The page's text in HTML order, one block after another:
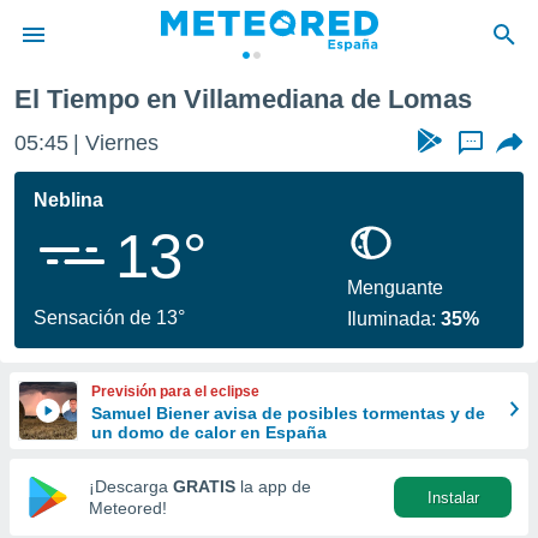
de
por
que se
a este
las
y
forma
digital
basada
El Tiempo en Villamediana de Lomas
05:45 Viernes ...
Neblina
13°
Sensación de 13°
Menguante
Iluminada:35%
Previsión para el eclipse
Samuel Biener avisa de posibles tormentas y de
un domo de calor en España
¡Descarga GRATIS la app de
Meteored!
Instalar